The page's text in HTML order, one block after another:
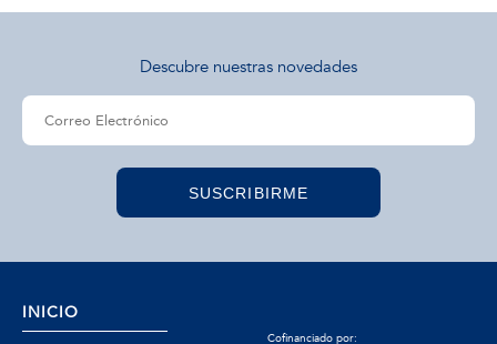
Descubre nuestras novedades
SUSCRIBIRME
INICIO
Cofinanciado por: